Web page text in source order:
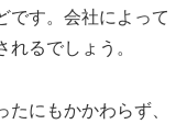
です。会社によって
るでしょう。
にもかかわらず、